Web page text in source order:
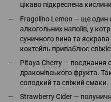
цікаво підкреслена
Fragolino Lemon — ще один
алкогольних напоїів, у
суничного вина та
коктейль приваблює
Pitaya Cherry — поєднання
драконівського фрукта.
солодкий та свіжий смаки.
Strawberry Cider —